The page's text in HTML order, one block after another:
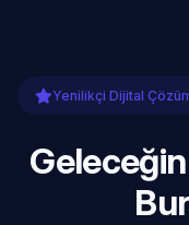
Yenilikçi Dijital